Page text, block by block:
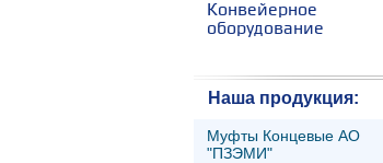
Конвейерное
оборудование
Наша продукция:
Муфты Концевые АО
"ПЗЭМИ"